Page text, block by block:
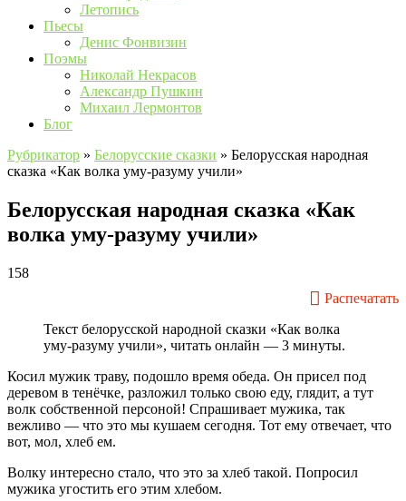
Летопись
Пьесы
Денис Фонвизин
Поэмы
Николай Некрасов
Александр Пушкин
Михаил Лермонтов
Блог
Рубрикатор » Белорусские сказки » Белорусская народная
сказка «Как волка уму-разуму учили»
Белорусская народная сказка «Как
волка уму-разуму учили»
158
Распечатать
Текст белорусской народной сказки «Как волка
уму-разуму учили», читать онлайн ― 3 минуты.
Косил мужик траву, подошло время обеда. Он присел под
деревом в тенёчке, разложил только свою еду, глядит, а тут
волк собственной персоной! Спрашивает мужика, так
вежливо ― что это мы кушаем сегодня. Тот ему отвечает, что
вот, мол, хлеб ем.
Волку интересно стало, что это за хлеб такой. Попросил
мужика угостить его этим хлебом.